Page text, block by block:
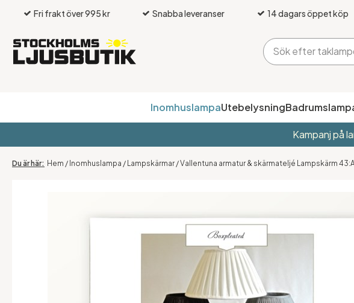
Fri frakt över 995 kr Snabba leveranser 14 dagars öppet köp
InomhuslampaUtebelysning
Kampanj på
Hem / Inomhuslampa / Lampskärmar /Vallentuna armatur & skärmateljé Lampskärm